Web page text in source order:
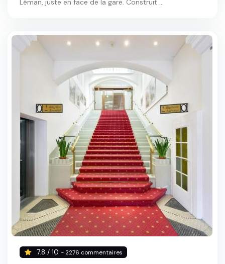
Léman, juste en face de la gare. Construit ...
7.8 / 10 - 2276 commentaires